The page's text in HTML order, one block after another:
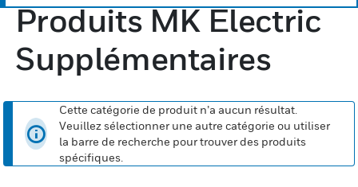
Produits MK Electric
Supplémentaires
Cette catégorie de produit n’a aucun résultat.
Veuillez sélectionner une autre catégorie ou utiliser
la barre de recherche pour trouver des produits
spécifiques.